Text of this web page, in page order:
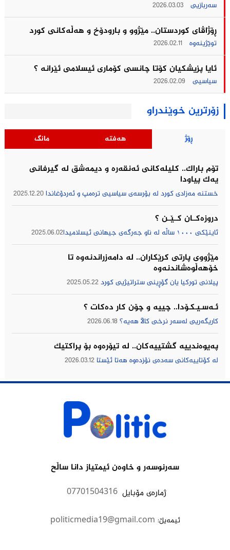
سەربازیی 2026.03.03
ڕۆژاڤای کوردستان.. مێژوو و بارودۆخ و هەڵەکانی کورد
توێژینەوە 2026.02.11
ئایا پزیشکیان کۆتا چانسی کۆماری ئیسلامی ئێرانه ؟
سیاسیی 2026.02.09
زۆرترین خوێندراو
ڕۆژ هەفتە مانگ
تۆم باراك.. کلیلەکانی ئەنقەرە و دیمەشق لە گیرفانی
یەک پیاودا
خستنە مەزادی کورد لە بۆرسەی سیاسیی ترەمپ و ئەردۆغاندا 2025.12.20
دروزەکــان کــێــن ؟
ئاینێکی ١٠٠٠ ساڵە لە ناو جەرگەی جیهانی ئیسلامیدا 2025.06.02
مێژووى پارتى كرێكاران.. لە دامەزراندنەوە تا
خۆهەڵوەشاندنەوە
پیلانی توركیا یان گۆڕینی ستراتیژیی كورد 2025.05.22
ئـەسـیـکـۆدا.. چییه‌ و چۆن كار ده‌كات ؟
كاریگه‌ریی له‌سه‌ر نرخی كاڵا هه‌یه‌؟ 2026.06.18
په‌یوه‌ندییه‌ گشتییه‌كان.. له‌ تیۆره‌وه‌ بۆ پراكتیك
له‌ كۆتاییه‌كانی سه‌ده‌ی نۆزده‌وه‌ هه‌تا ئێستا 2026.03.12
سەرنوسەر و خاوەن ئیمتیاز دانا ساڵح
ژمارەى مۆبایل 07701504316
politicmedia19@gmail.com :ئیمەیڵ